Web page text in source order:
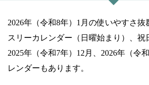
2026年（令和8年）1月の使いやすさ
スリーカレンダー（日曜始まり）、祝
2025年（令和7年）12月、2026年（令
レンダーもあります。